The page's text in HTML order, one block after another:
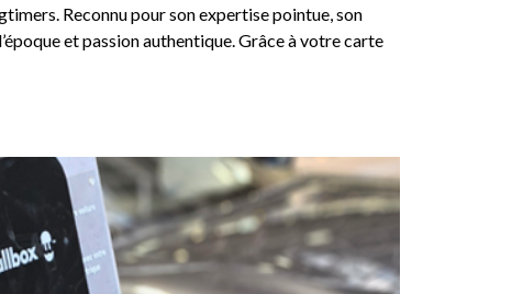
Reconnu pour son expertise pointue, son
et passion authentique. Grâce à votre carte